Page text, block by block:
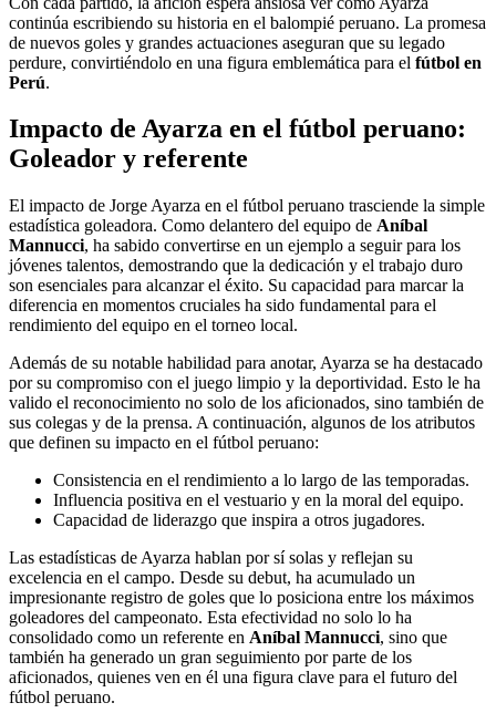
continúa escribiendo su historia en el balompié peruano. La promesa
de nuevos goles y grandes actuaciones aseguran que su legado
perdure, convirtiéndolo en una figura emblemática para el fútbol en
Perú.
Impacto de Ayarza en el fútbol peruano:
Goleador y referente
El impacto de Jorge Ayarza en el fútbol peruano trasciende la simple
estadística goleadora. Como delantero del equipo de Aníbal
Mannucci, ha sabido convertirse en un ejemplo a seguir para los
jóvenes talentos, demostrando que la dedicación y el trabajo duro
son esenciales para alcanzar el éxito. Su capacidad para marcar la
diferencia en momentos cruciales ha sido fundamental para el
rendimiento del equipo en el torneo local.
Además de su notable habilidad para anotar, Ayarza se ha destacado
por su compromiso con el juego limpio y la deportividad. Esto le ha
valido el reconocimiento no solo de los aficionados, sino también de
sus colegas y de la prensa. A continuación, algunos de los atributos
que definen su impacto en el fútbol peruano:
Consistencia en el rendimiento a lo largo de las temporadas.
Influencia positiva en el vestuario y en la moral del equipo.
Capacidad de liderazgo que inspira a otros jugadores.
Las estadísticas de Ayarza hablan por sí solas y reflejan su
excelencia en el campo. Desde su debut, ha acumulado un
impresionante registro de goles que lo posiciona entre los máximos
goleadores del campeonato. Esta efectividad no solo lo ha
consolidado como un referente en Aníbal Mannucci, sino que
también ha generado un gran seguimiento por parte de los
aficionados, quienes ven en él una figura clave para el futuro del
fútbol peruano.